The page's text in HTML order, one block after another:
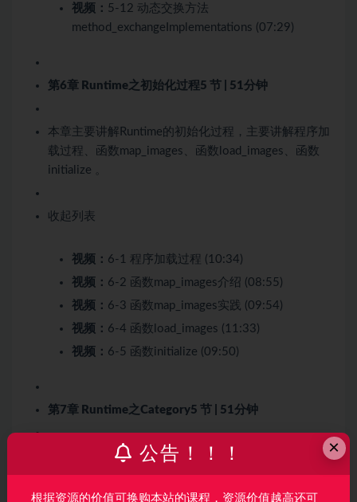
视频： 5-12 动态交换方法
method_exchangeImplementations (07:29)
第6章 Runtime之初始化过程5 节 | 51分钟
本章主要讲解Runtime的初始化过程，主要讲解程序加
载过程、函数map_images、函数load_images、函数
initialize 。
收起列表
视频： 6-1 程序加载过程 (10:34)
视频： 6-2 函数map_images介绍 (08:55)
视频： 6-3 函数map_images实践 (09:54)
视频： 6-4 函数load_images (11:33)
视频： 6-5 函数initialize (09:50)
第7章 Runtime之Category5 节 | 51分钟
本章主要讲解Runtime的Category，首先会介绍什么是
Category，接着会讲解Category的初始化、Category
中的方法覆盖问题、Category Associate的介绍 、
×
公告！！！
根据资源的价值可换购本站的课程，资源价值越高还可